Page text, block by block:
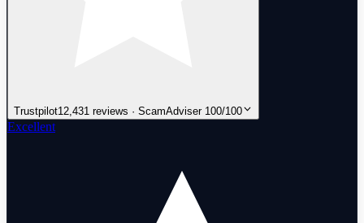
Trustpilot12,431 reviews · ScamAdviser 100/100
Excellent